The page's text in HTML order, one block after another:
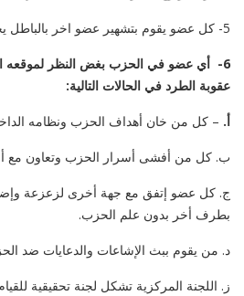
5- كل عضو يقوم بتشهير عضو اخر بالباطل يخضع لعقوبة التجميد.
6- أي عضو في الحزب بغض النظر
عقوبة الطرد في الحالات التالية:
أ. – كل من خان أهداف الحزب ونظامه
ب. كل من أفشى أسرار الحزب وتعاون مع
ج. كل عضو إتفق مع جهة أخرى لزعزعة
بطرف أخر بدون علم الحزب.
د. من يقوم ببث الإشاعات والدعايات ضد
ز. اللجنة المركزية تشكل لجنة تحقيقية للقيام